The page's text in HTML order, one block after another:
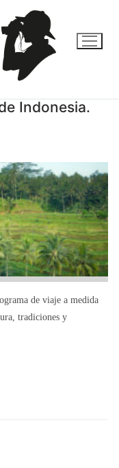
Indonesia.
de viaje a medida
tradiciones y